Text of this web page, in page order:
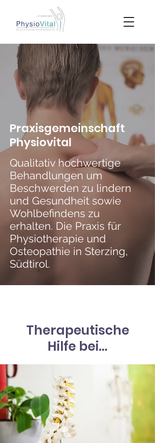
Praxisgemeinschaft
Physiovital
Qualitativ hochwertige
Behandlungen um
Beschwerden zu lindern
und Gesundheit sowie
Wohlbefindens zu
erhalten. Die Praxis für
Physiotherapie und
Osteopathie in Sterzing,
Südtirol.
Therapeutische
Hilfe bei...